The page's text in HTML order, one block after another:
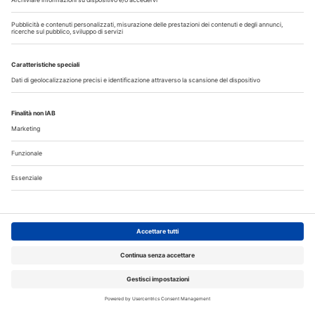
08 Febbraio 2023
L’innovazione dei protocolli
operativi personalizzati dedicati
alla prevenzione
26 Gennaio 2023
offrire una terapia parodontale
non chirurgica migliore